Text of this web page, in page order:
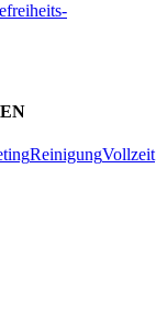
ReinigungVollzeit